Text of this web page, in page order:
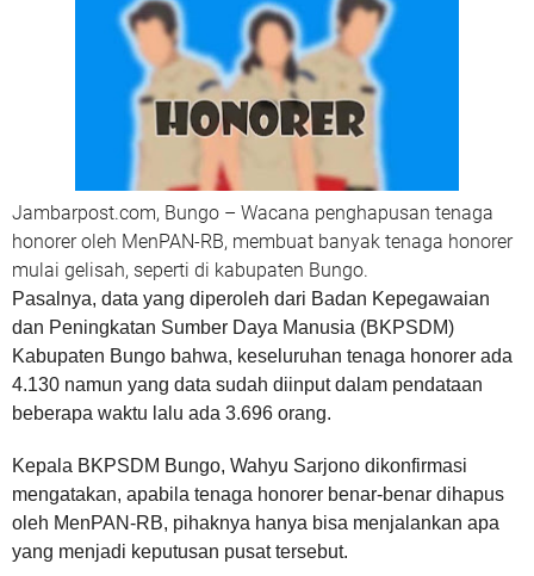
Jambarpost.com, Bungo – Wacana penghapusan tenaga
honorer oleh MenPAN-RB, membuat banyak tenaga honorer
mulai gelisah, seperti di kabupaten Bungo.
Pasalnya, data yang diperoleh dari Badan Kepegawaian
dan Peningkatan Sumber Daya Manusia (BKPSDM)
Kabupaten Bungo bahwa, keseluruhan tenaga honorer ada
4.130 namun yang data sudah diinput dalam pendataan
beberapa waktu lalu ada 3.696 orang.
Kepala BKPSDM Bungo, Wahyu Sarjono dikonfirmasi
mengatakan, apabila tenaga honorer benar-benar dihapus
oleh MenPAN-RB, pihaknya hanya bisa menjalankan apa
yang menjadi keputusan pusat tersebut.